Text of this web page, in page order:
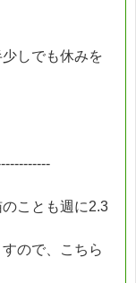
しでも休みを
ことも週に2.3
ので、こちら